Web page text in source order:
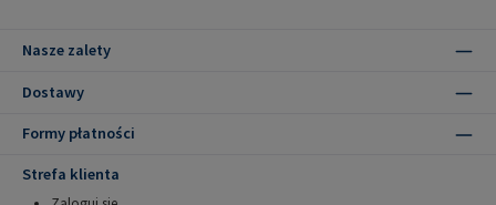
Nasze zalety
Dostawy
Formy płatności
Strefa klienta